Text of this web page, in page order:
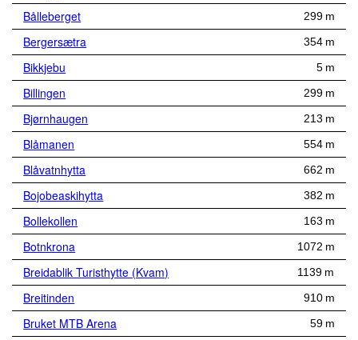
Bålleberget 299 m
Bergersætra 354 m
Bikkjebu 5 m
Billingen 299 m
Bjørnhaugen 213 m
Blåmanen 554 m
Blåvatnhytta 662 m
Bojobeaskihytta 382 m
Bollekollen 163 m
Botnkrona 1072 m
Breidablik Turisthytte (Kvam) 1139 m
Breitinden 910 m
Bruket MTB Arena 59 m